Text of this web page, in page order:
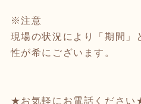
※注意
現場の状況により「期間」
性が希にございます。
★お気軽にお電話ください